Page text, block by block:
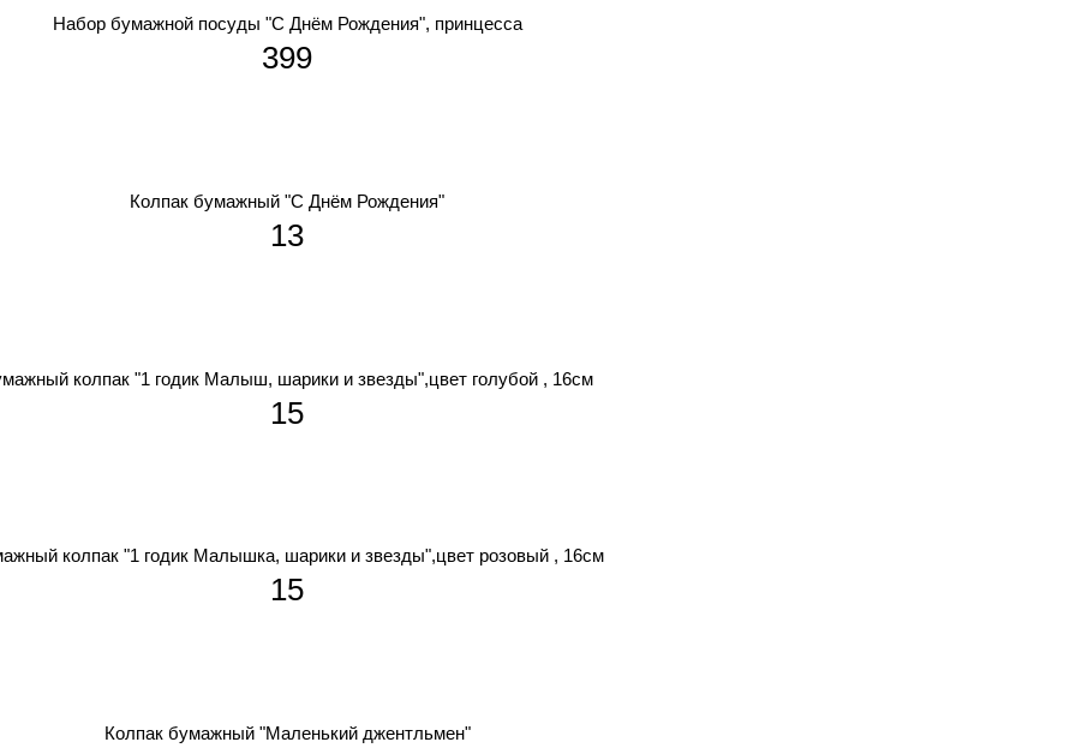
Набор бумажной посуды "С Днём Рождения", принцесса
399
Колпак бумажный "С Днём Рождения"
13
колпак "1 годик Малыш, шарики и звезды",цвет голубой , 16см
15
колпак "1 годик Малышка, шарики и звезды",цвет розовый , 16см
15
Колпак бумажный "Маленький джентльмен"